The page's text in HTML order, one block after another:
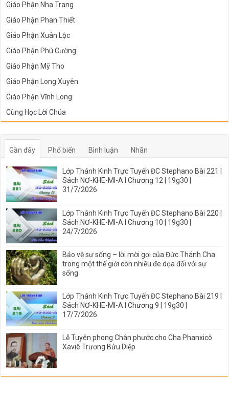
Giáo Phận Nha Trang
Giáo Phận Phan Thiết
Giáo Phận Xuân Lộc
Giáo Phận Phú Cường
Giáo Phận Mỹ Tho
Giáo Phận Long Xuyên
Giáo Phận Vĩnh Long
Cùng Học Lời Chúa
Gần đây Phổ biến Bình luận Nhãn
Lớp Thánh Kinh Trực Tuyến ĐC Stephano Bài 221 |
Sách NƠ-KHE-MI-A I Chương 12 | 19g30 |
31/7/2026
Lớp Thánh Kinh Trực Tuyến ĐC Stephano Bài 220 |
Sách NƠ-KHE-MI-A I Chương 10 | 19g30 |
24/7/2026
Bảo vệ sự sống – lời mời gọi của Đức Thánh Cha
trong một thế giới còn nhiều đe dọa đối với sự
sống
Lớp Thánh Kinh Trực Tuyến ĐC Stephano Bài 219 |
Sách NƠ-KHE-MI-A I Chương 9 | 19g30 |
17/7/2026
Lễ Tuyên phong Chân phước cho Cha Phanxicô
Xaviê Trương Bửu Diệp